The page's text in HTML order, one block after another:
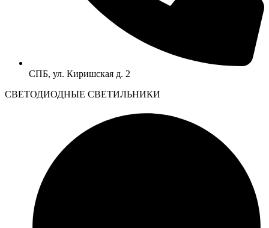
СПБ, ул. Киришская д. 2
CВЕТОДИОДНЫЕ СВЕТИЛЬНИКИ